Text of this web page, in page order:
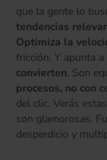
que la gente lo
tendencias
Optimiza la
fricción. Y apunta a
convierten. Son
procesos, no con
del clic. Verás
son glamorosas.
desperdicio y